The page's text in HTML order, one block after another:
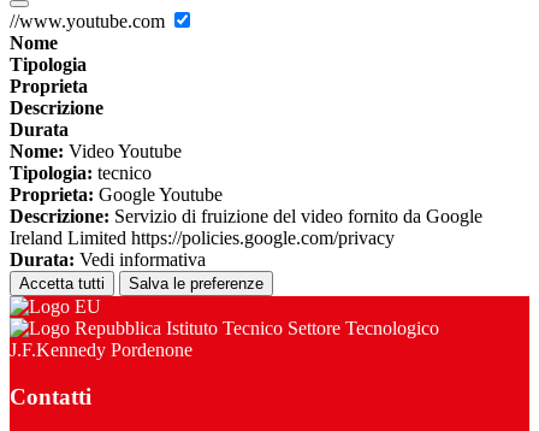
//www.youtube.com
Nome
Tipologia
Proprieta
Descrizione
Durata
Nome: Video Youtube
Tipologia: tecnico
Proprieta: Google Youtube
Descrizione: Servizio di fruizione del video fornito da Google
Ireland Limited https://policies.google.com/privacy
Durata: Vedi informativa
Accetta tutti Salva le preferenze
Istituto Tecnico Settore Tecnologico
J.F.Kennedy Pordenone
Contatti